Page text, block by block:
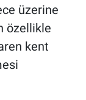
üzerine
özellikle
kent